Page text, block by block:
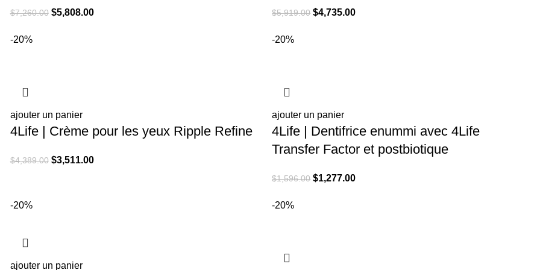
$7,260.00 El
$5,808.00El
$5,919.00 El
$4,735.00El
-20%
ajouter un panier
4Life | Crème pour les yeux Ripple Refine
$4,389.00 El
$3,511.00El
-20%
ajouter un panier
4Life | Dentifrice enummi avec 4Life
Transfer Factor et postbiotique
$1,596.00 El
$1,277.00El
-20%
ajouter un panier
-20%